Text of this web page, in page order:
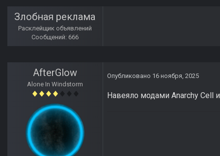
Злобная реклама
Расклейщик объявлений
Сообщений: 666
AfterGlow
Alone In Windstorm
Опубликовано 16 ноября, 2025
Навеяло модами Anarchy Cell